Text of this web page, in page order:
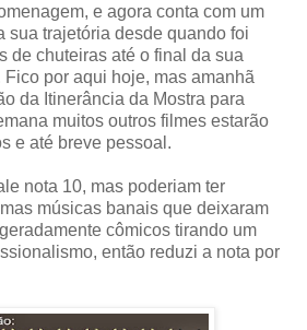
e agora conta com um
sua trajetória desde quando foi
de chuteiras até o final da sua
por aqui hoje, mas amanhã
da Itinerância da Mostra para
muitos outros filmes estarão
e até breve pessoal.
nota 10, mas poderiam ter
músicas banais que deixaram
cômicos tirando um
então reduzi a nota por